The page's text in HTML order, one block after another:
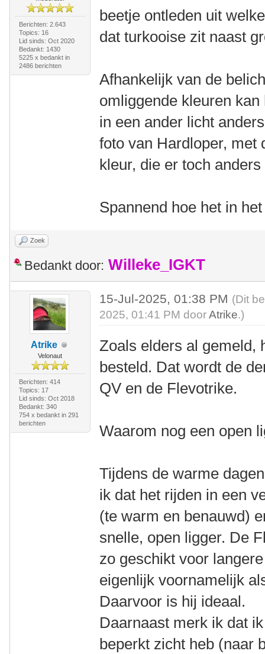
Berichten: 2.643
Topics: 16
Lid sinds: Oct 2020
Bedankt: 1430
5225 x bedankt in
2486 berichten
beetje ontleden uit
dat turkooise zit naast
Afhankelijk van de
omliggende kleuren
in een ander licht
foto van Hardloper, met
kleur, die er toch
Spannend hoe het in
Zoek
Bedankt door: Willeke_IGKT
Atrike
Velonaut
Berichten: 414
Topics: 17
Lid sinds: Oct 2018
Bedankt: 340
754 x bedankt in 291
berichten
15-Jul-2025, 01:38 PM (Dit
2025, 01:41 PM doorAtrike.)
Zoals elders al gemeld,
besteld. Dat wordt de
QV en de Flevotrike.
Waarom nog een open
Tijdens de warme
ik dat het rijden in een
(te warm en benauwd)
snelle, open ligger. De
zo geschikt voor
eigenlijk voornamelijk
Daarvoor is hij ideaal.
Daarnaast merk ik dat
beperkt zicht heb (naar